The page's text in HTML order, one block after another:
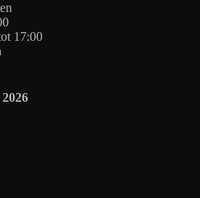
17:00
2026